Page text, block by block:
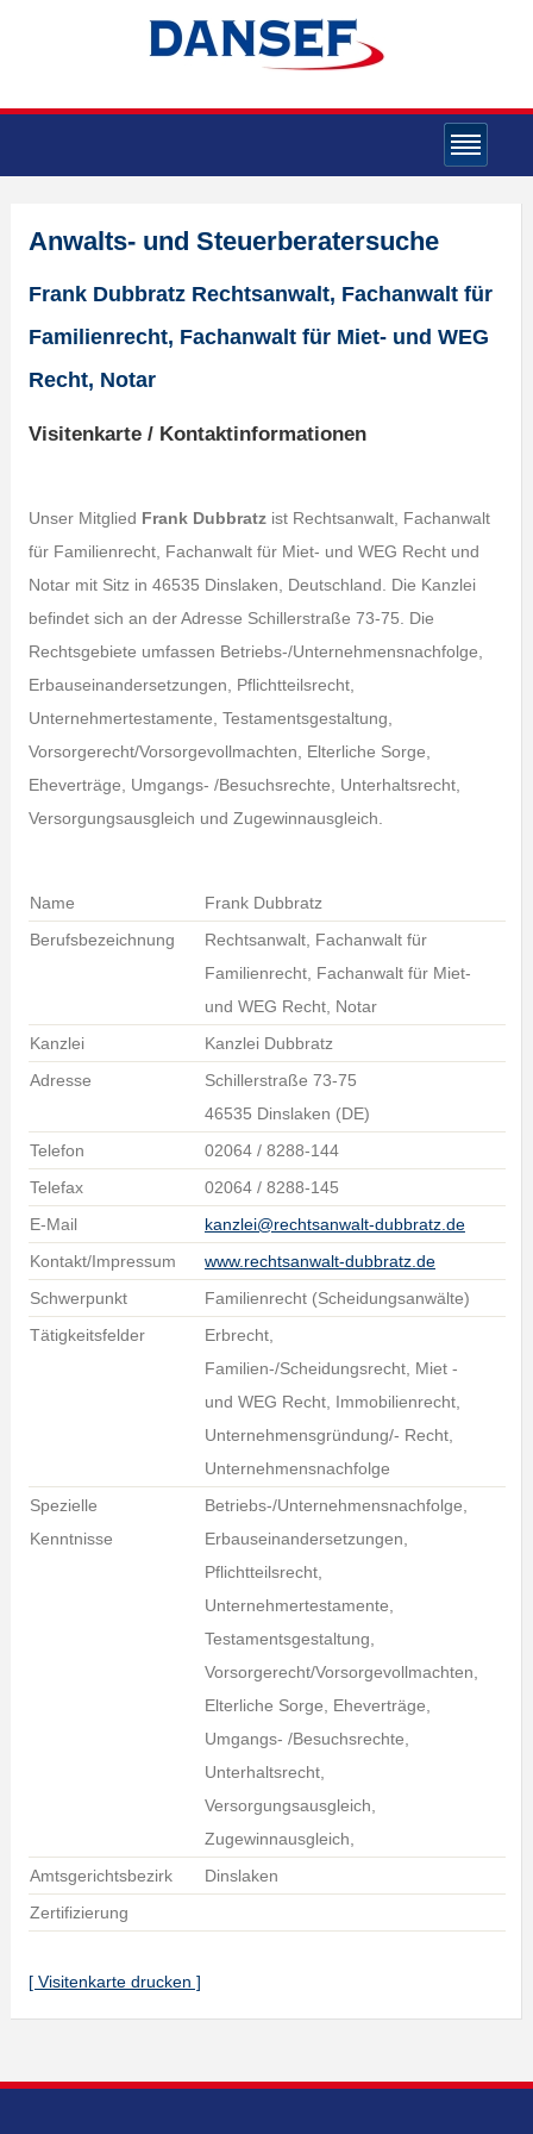
Anwalts- und Steuerberatersuche
Frank Dubbratz Rechtsanwalt, Fachanwalt für
Familienrecht, Fachanwalt für Miet- und WEG
Recht, Notar
Visitenkarte / Kontaktinformationen
Unser Mitglied Frank Dubbratzist Rechtsanwalt, Fachanwalt
für Familienrecht, Fachanwalt für Miet- und WEG Recht und
Notar mit Sitz in 46535 Dinslaken, Deutschland. Die Kanzlei
befindet sich an der Adresse Schillerstraße 73-75. Die
Rechtsgebiete umfassen Betriebs-/Unternehmensnachfolge,
Erbauseinandersetzungen, Pflichtteilsrecht,
Unternehmertestamente, Testamentsgestaltung,
Vorsorgerecht/Vorsorgevollmachten, Elterliche Sorge,
Eheverträge, Umgangs- /Besuchsrechte, Unterhaltsrecht,
Versorgungsausgleich und Zugewinnausgleich.
Name
Frank Dubbratz
Berufsbezeichnung
Rechtsanwalt, Fachanwalt für
Familienrecht, Fachanwalt für Miet-
und WEG Recht, Notar
Kanzlei
Kanzlei Dubbratz
Adresse
Schillerstraße 73-75
46535 Dinslaken (DE)
Telefon
02064 / 8288-144
Telefax
02064 / 8288-145
E-Mail
kanzlei@rechtsanwalt-dubbratz.de
Kontakt/Impressum
www.rechtsanwalt-dubbratz.de
Schwerpunkt
Familienrecht (Scheidungsanwälte)
Tätigkeitsfelder
Erbrecht,
Familien-/Scheidungsrecht, Miet -
und WEG Recht, Immobilienrecht,
Unternehmensgründung/- Recht,
Unternehmensnachfolge
Spezielle
Kenntnisse
Betriebs-/Unternehmensnachfolge,
Erbauseinandersetzungen,
Pflichtteilsrecht,
Unternehmertestamente,
Testamentsgestaltung,
Vorsorgerecht/Vorsorgevollmachten,
Elterliche Sorge, Eheverträge,
Umgangs- /Besuchsrechte,
Unterhaltsrecht,
Versorgungsausgleich,
Zugewinnausgleich,
Amtsgerichtsbezirk
Dinslaken
Zertifizierung
[ Visitenkarte drucken ]